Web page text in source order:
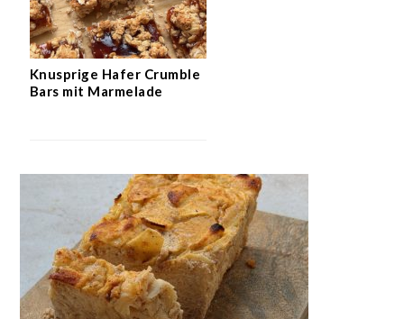
Knusprige Hafer Crumble
Bars mit Marmelade